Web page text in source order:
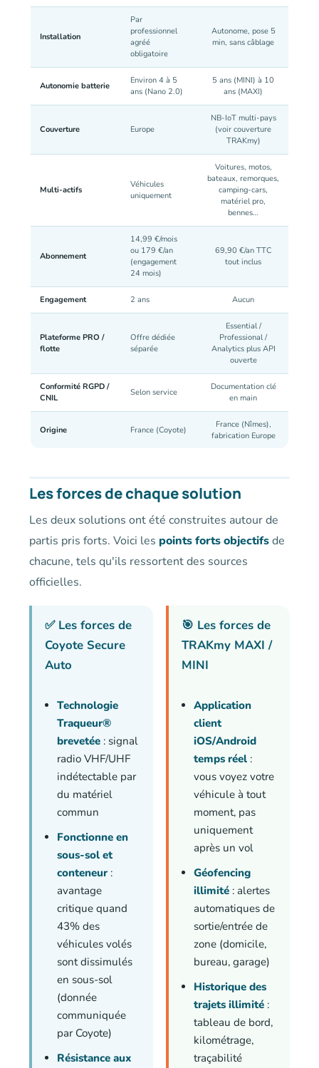
Installation
Par
professionnel
agréé
obligatoire
Autonome, pose 5
min, sans câblage
Autonomie batterie
Environ 4 à 5
ans (Nano 2.0)
5 ans (MINI) à 10
ans (MAXI)
Couverture Europe
NB-IoT multi-pays
(voir couverture
TRAKmy)
Multi-actifs
Véhicules
uniquement
Voitures, motos,
bateaux, remorques,
camping-cars,
matériel pro,
bennes…
Abonnement
14,99 €/mois
ou 179 €/an
(engagement
24 mois)
69,90 €/an TTC
tout inclus
Engagement 2 ans Aucun
Plateforme PRO /
flotte
Offre dédiée
séparée
Essential /
Professional /
Analytics plus API
ouverte
Conformité RGPD /
CNIL
Selon service
Documentation clé
en main
Origine France (Coyote)
France (Nîmes),
fabrication Europe
Les forces de chaque solution
Les deux solutions ont été construites autour de
partis pris forts. Voici les points forts objectifsde
chacune, tels qu'ils ressortent des sources
officielles.
✅ Les forces de
Coyote Secure
Auto
Technologie
Traqueur®
brevetée: signal
radio VHF/UHF
indétectable par
du matériel
commun
Fonctionne en
sous-sol et
conteneur:
avantage
critique quand
43% des
véhicules volés
sont dissimulés
en sous-sol
(donnée
communiquée
par Coyote)
Résistance aux
🎯 Les forces de
TRAKmy MAXI /
MINI
Application
client
iOS/Android
temps réel:
vous voyez votre
véhicule à tout
moment, pas
uniquement
après un vol
Géofencing
illimité: alertes
automatiques de
sortie/entrée de
zone (domicile,
bureau, garage)
Historique des
trajets illimité:
tableau de bord,
kilométrage,
traçabilité